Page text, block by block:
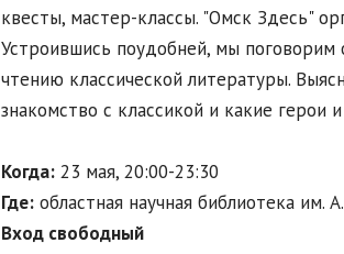
квесты, мастер-классы. "Омск Здесь"
Устроившись поудобней, мы
чтению классической литературы.
знакомство с классикой и какие
Когда:23 мая, 20:00-23:30
Где:областная научная библиотека им.
Вход свободный